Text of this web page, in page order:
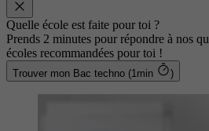
Quelle école est faite pour toi ?
Prends 2 minutes pour répondre à nos
écoles recommandées pour toi !
Trouver mon Bac techno (1min )